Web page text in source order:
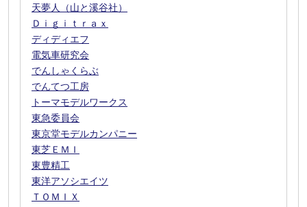
天夢人（山と溪谷社）
Ｄｉｇｉｔｒａｘ
ディディエフ
電気車研究会
でんしゃくらぶ
でんてつ工房
トーマモデルワークス
東急委員会
東京堂モデルカンパニー
東芝ＥＭＩ
東豊精工
東洋アソシエイツ
ＴＯＭＩＸ